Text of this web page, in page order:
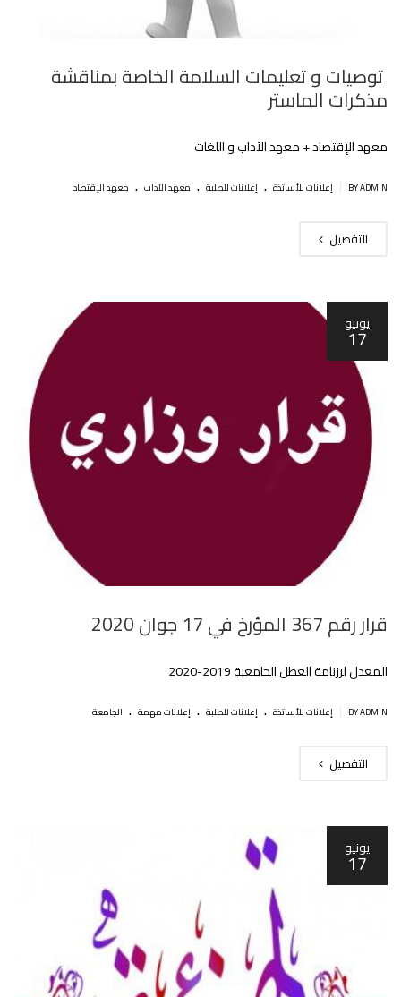
توصيات و تعليمات السلامة الخاصة بمناقشة
مذكرات الماستر
معهد اﻹقتصاد + معهد الآداب و اللغات
BY ADMIN إعلانات للأساتذة . إعلانات للطلبة . معهد الآداب . معهد الإقتصاد
التفصيل
يونيو
17
قرار رقم 367 المؤرخ في 17 جوان 2020
المعدل لرزنامة العطل الجامعية 2019-2020
BY ADMIN إعلانات للأساتذة . إعلانات للطلبة . إعلانات مهمة . الجامعة
التفصيل
يونيو
17